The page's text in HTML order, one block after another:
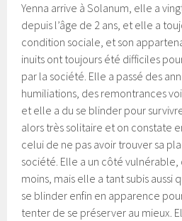
Yenna arrive à Solanum, elle a
depuis l’âge de 2 ans, et elle a
condition sociale, et son
inuits ont toujours été difficiles
par la société. Elle a passé des
humiliations, des remontrances
et elle a du se blinder pour
alors très solitaire et on constate
celui de ne pas avoir trouver sa
société. Elle a un côté
moins, mais elle a tant subis aussi
se blinder enfin en apparence
tenter de se préserver au mieux.